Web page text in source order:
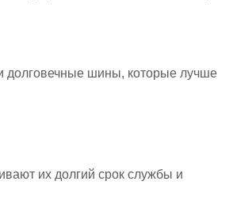
долговечные шины, которые лучше
их долгий срок службы и